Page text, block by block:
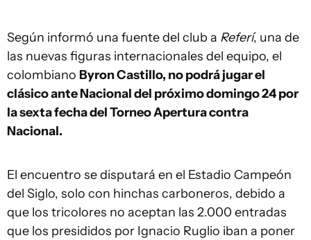
Según informó una fuente del club a Referí, una de
las nuevas figuras internacionales del equipo, el
colombiano Byron Castillo, no podrá jugar el
clásico ante Nacional del próximo domingo 24 por
la sexta fecha del Torneo Apertura contra
Nacional.
El encuentro se disputará en el Estadio Campeón
del Siglo, solo con hinchas carboneros, debido a
que los tricolores no aceptan las 2.000 entradas
que los presididos por Ignacio Ruglio iban a poner